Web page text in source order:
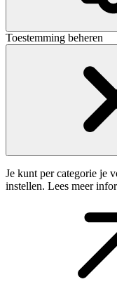
Toestemming beheren
Je kunt per categorie je
instellen. Lees meer